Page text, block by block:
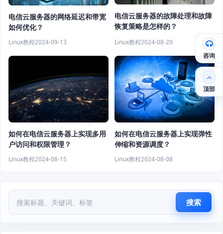
电信云服务器的网络延迟和带宽
如何优化？
Linux教程2024-09-13
电信云服务器的故障处理和故障
恢复策略是怎样的？
Linux教程2024-08-20
如何在电信云服务器上实现多用
户访问和权限管理？
Linux教程2024-08-15
如何在电信云服务器上实现弹性
伸缩和资源调度？
Linux教程2024-08-08
搜索
咨询
顶部